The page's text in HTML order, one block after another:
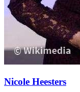
Nicole Heesters